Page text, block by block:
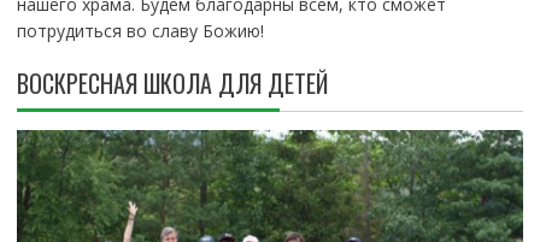
потрудиться во славу Божию!
ВОСКРЕСНАЯ ШКОЛА ДЛЯ ДЕТЕЙ